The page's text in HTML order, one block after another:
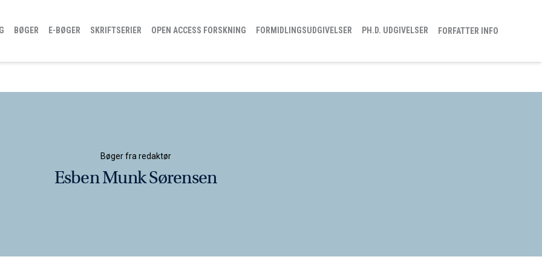
BØGER E-BØGER SKRIFTSERIER OPEN ACCESS FORSKNING FORMIDLINGSUDGIVELSER PH.D. UDGIVELSER FORFATTER INFO
Bøger fra redaktør
Esben Munk Sørensen